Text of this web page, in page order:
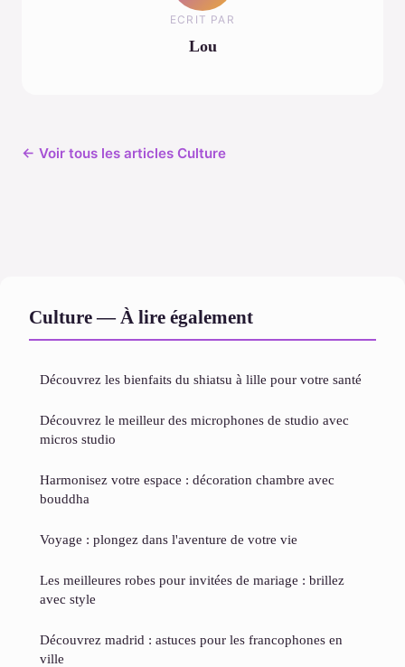
ECRIT PAR
Lou
← Voir tous les articles Culture
Culture — À lire également
Découvrez les bienfaits du shiatsu à lille pour votre santé
Découvrez le meilleur des microphones de studio avec
micros studio
Harmonisez votre espace : décoration chambre avec
bouddha
Voyage : plongez dans l'aventure de votre vie
Les meilleures robes pour invitées de mariage : brillez
avec style
Découvrez madrid : astuces pour les francophones en
ville